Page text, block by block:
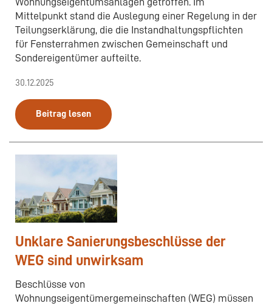
Mittelpunkt stand die Auslegung einer Regelung in der
Teilungserklärung, die die Instandhaltungspflichten
für Fensterrahmen zwischen Gemeinschaft und
Sondereigentümer aufteilte.
30.12.2025
Beitrag lesen
Unklare Sanierungsbeschlüsse der
WEG sind unwirksam
Beschlüsse von
Wohnungseigentümergemeinschaften (WEG) müssen